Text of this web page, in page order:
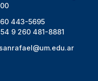
443-5695
9 260 481-8881